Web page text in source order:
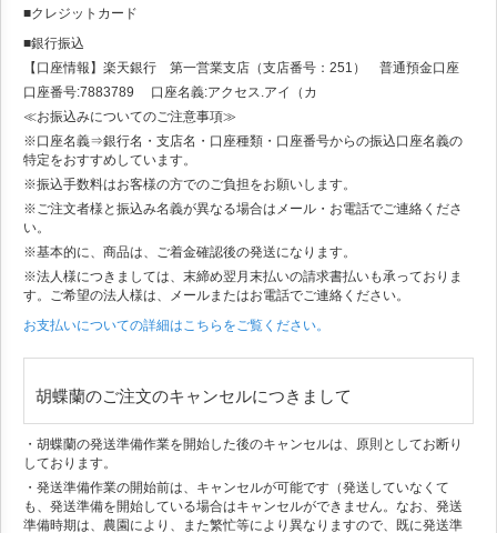
■クレジットカード
■銀行振込
【口座情報】楽天銀行 第一営業支店（支店番号：251） 普通預金口座
口座番号:7883789 口座名義:アクセス.アイ（カ
≪お振込みについてのご注意事項≫
※口座名義⇒銀行名・支店名・口座種類・口座番号からの振込口座名義の
特定をおすすめしています。
※振込手数料はお客様の方でのご負担をお願いします。
※ご注文者様と振込み名義が異なる場合はメール・お電話でご連絡くださ
い。
※基本的に、商品は、ご着金確認後の発送になります。
※法人様につきましては、末締め翌月末払いの請求書払いも承っておりま
す。ご希望の法人様は、メールまたはお電話でご連絡ください。
お支払いについての詳細はこちらをご覧ください。
胡蝶蘭のご注文のキャンセルにつきまして
・胡蝶蘭の発送準備作業を開始した後のキャンセルは、原則としてお断り
しております。
・発送準備作業の開始前は、キャンセルが可能です（発送していなくて
も、発送準備を開始している場合はキャンセルができません。なお、発送
準備時期は、農園により、また繁忙等により異なりますので、既に発送準